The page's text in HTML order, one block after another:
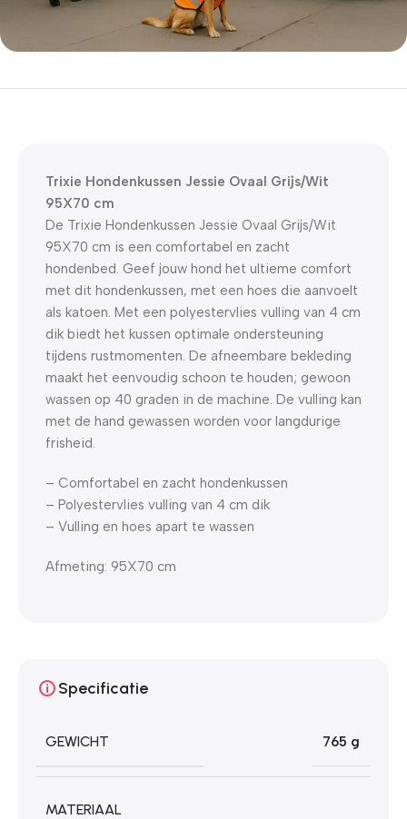
5% korting met code
Trixie Hondenkussen Jessie Ovaal Grijs/Wit
95X70 cm
De Trixie Hondenkussen Jessie Ovaal Grijs/Wit
95X70 cm is een comfortabel en zacht
hondenbed. Geef jouw hond het ultieme comfort
met dit hondenkussen, met een hoes die aanvoelt
als katoen. Met een polyestervlies vulling van 4 cm
dik biedt het kussen optimale ondersteuning
tijdens rustmomenten. De afneembare bekleding
maakt het eenvoudig schoon te houden; gewoon
wassen op 40 graden in de machine. De vulling kan
met de hand gewassen worden voor langdurige
frisheid.
– Comfortabel en zacht hondenkussen
– Polyestervlies vulling van 4 cm dik
– Vulling en hoes apart te wassen
Afmeting: 95X70 cm
Specificatie
GEWICHT 765 g
MATERIAAL